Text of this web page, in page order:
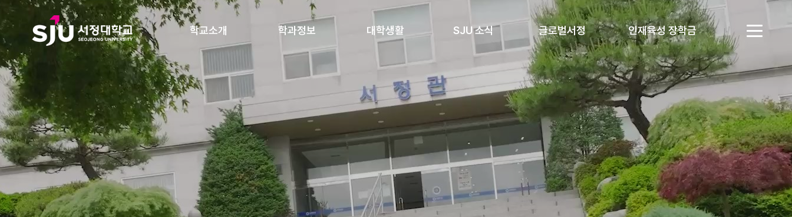
학교소개 학과정보 대학생활 SJU 소식 글로벌서정 인재육성 장학금